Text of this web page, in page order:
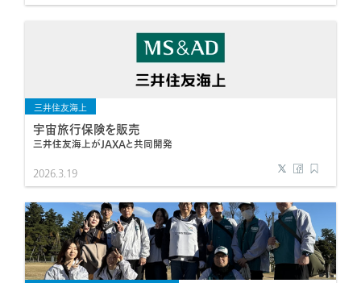
三井住友海上
宇宙旅行保険を販売
三井住友海上がJAXAと共同開発
2026.3.19